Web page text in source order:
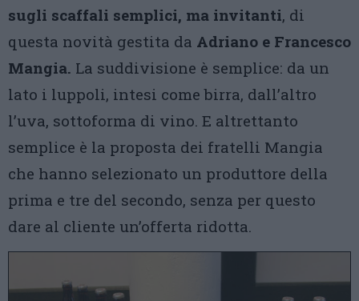
sugli scaffali semplici, ma invitanti, di
questa novità gestita da Adriano e Francesco
Mangia. La suddivisione è semplice: da un
lato i luppoli, intesi come birra, dall’altro
l’uva, sottoforma di vino. E altrettanto
semplice è la proposta dei fratelli Mangia
che hanno selezionato un produttore della
prima e tre del secondo, senza per questo
dare al cliente un’offerta ridotta.